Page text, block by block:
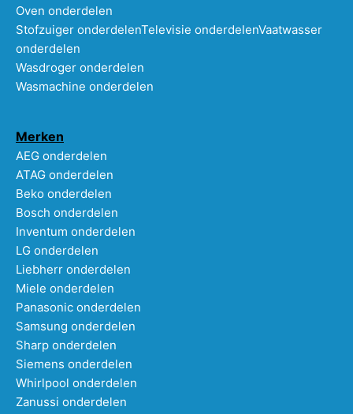
Oven onderdelen
Stofzuiger onderdelenTelevisie onderdelenVaatwasser
onderdelen
Wasdroger onderdelen
Wasmachine onderdelen
Merken
AEG onderdelen
ATAG onderdelen
Beko onderdelen
Bosch onderdelen
Inventum onderdelen
LG onderdelen
Liebherr onderdelen
Miele onderdelen
Panasonic onderdelen
Samsung onderdelen
Sharp onderdelen
Siemens onderdelen
Whirlpool onderdelen
Zanussi onderdelen